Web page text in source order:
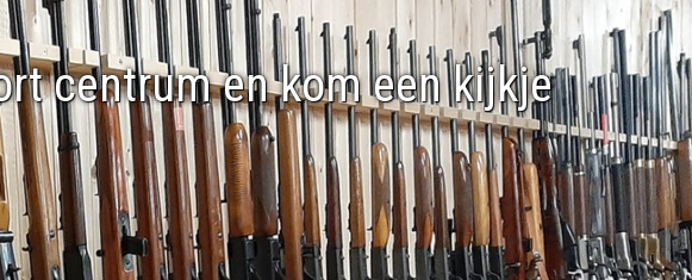
centrum en kom een kijkje